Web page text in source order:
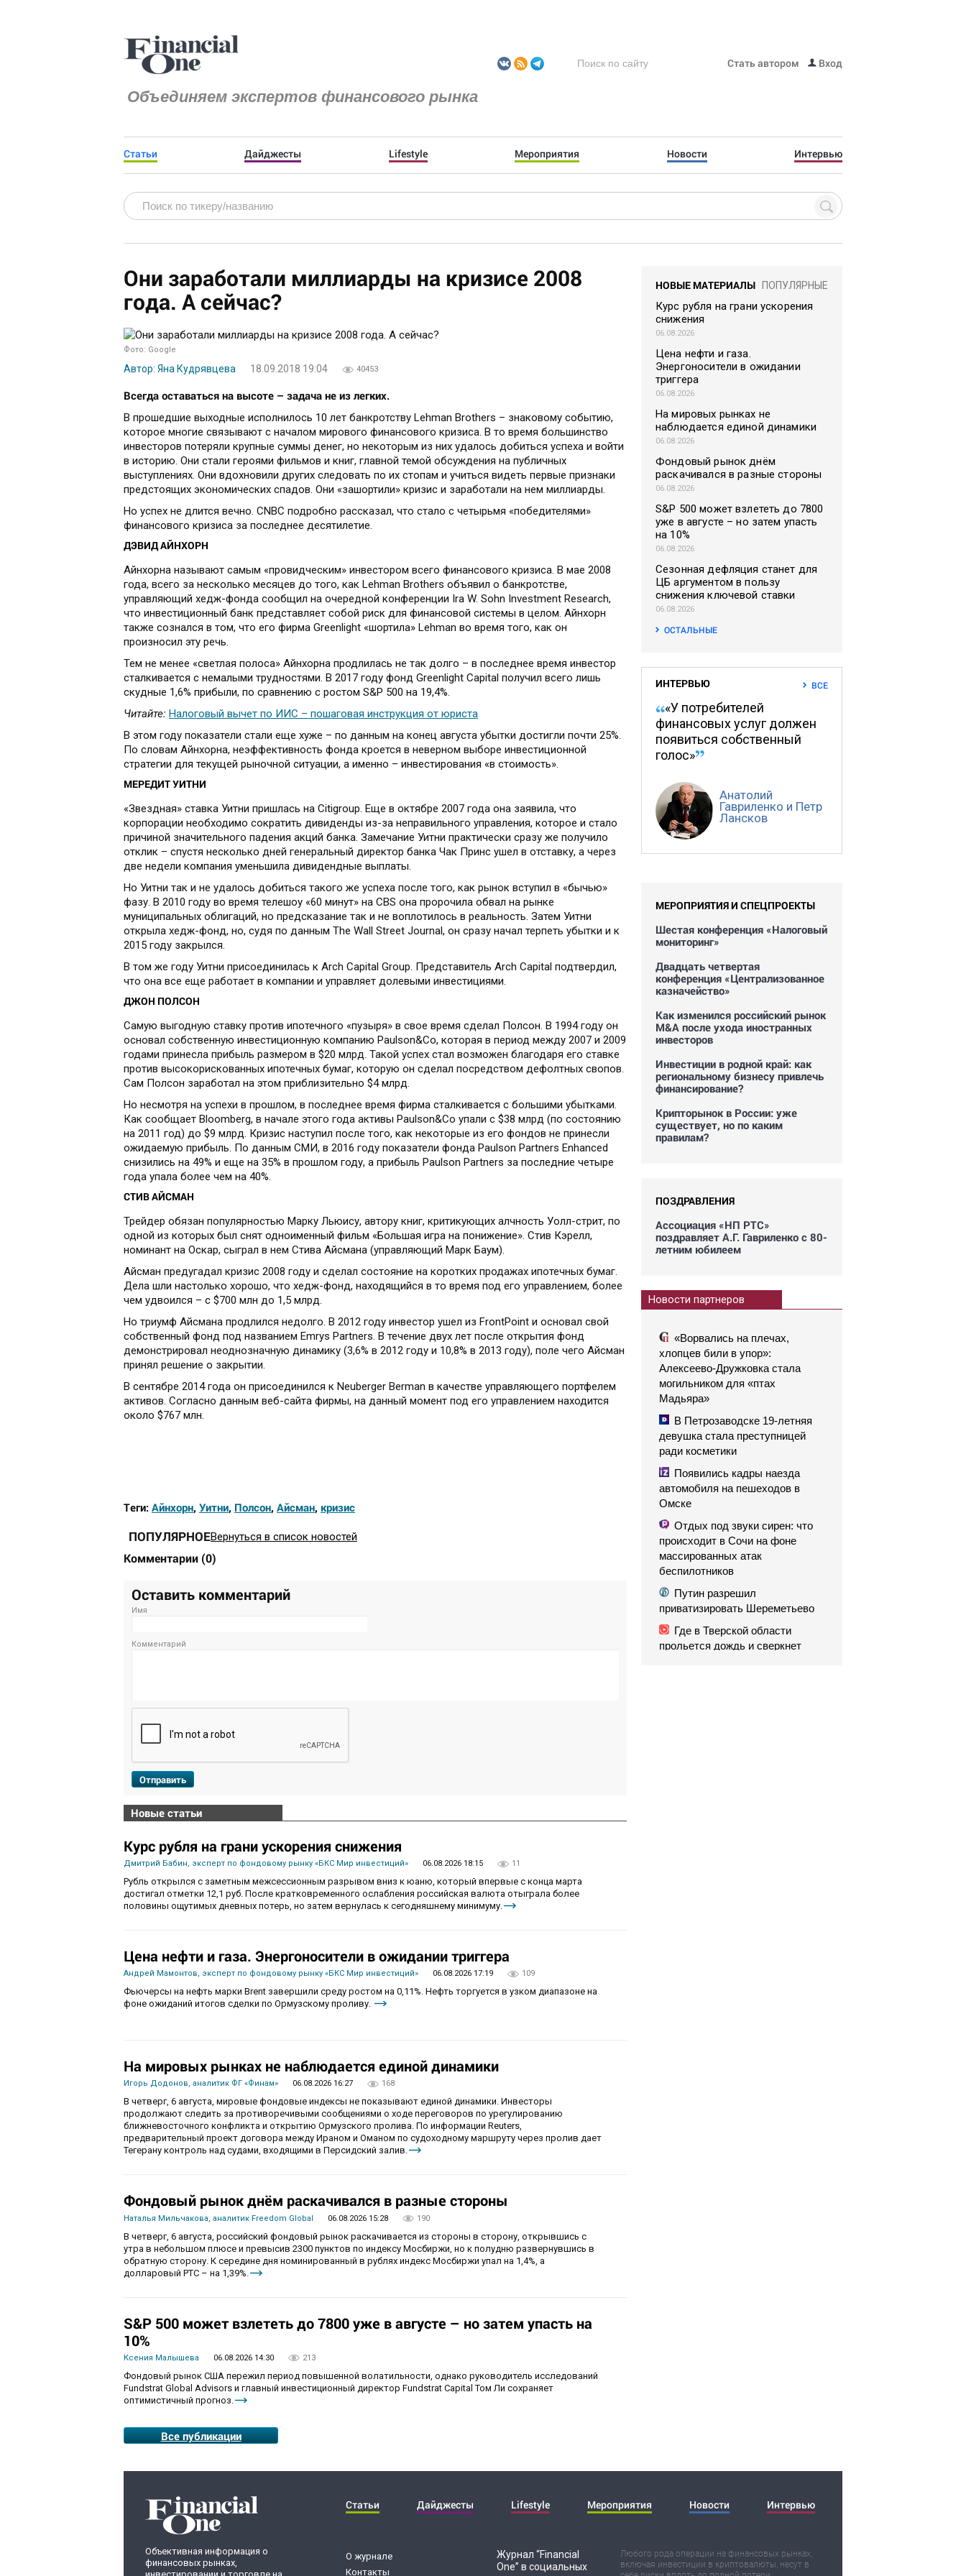
Объединяем экспертов финансового рынка
Стать автором Вход
Статьи Дайджесты Lifestyle Мероприятия Новости Интервью
Они заработали миллиарды на кризисе 2008
года. А сейчас?
Фото: Google
Автор: Яна Кудрявцева 18.09.2018 19:04 40453
Всегда оставаться на высоте – задача не из легких.
В прошедшие выходные исполнилось 10 лет банкротству Lehman Brothers – знаковому событию,
которое многие связывают с началом мирового финансового кризиса. В то время большинство
инвесторов потеряли крупные суммы денег, но некоторым из них удалось добиться успеха и войти
в историю. Они стали героями фильмов и книг, главной темой обсуждения на публичных
выступлениях. Они вдохновили других следовать по их стопам и учиться видеть первые признаки
предстоящих экономических спадов. Они «зашортили» кризис и заработали на нем миллиарды.
Но успех не длится вечно. CNBC подробно рассказал, что стало с четырьмя «победителями»
финансового кризиса за последнее десятилетие.
ДЭВИД АЙНХОРН
Айнхорна называют самым «провидческим» инвестором всего финансового кризиса. В мае 2008
года, всего за несколько месяцев до того, как Lehman Brothers объявил о банкротстве,
управляющий хедж-фонда сообщил на очередной конференции Ira W. Sohn Investment Research,
что инвестиционный банк представляет собой риск для финансовой системы в целом. Айнхорн
также сознался в том, что его фирма Greenlight «шортила» Lehman во время того, как он
произносил эту речь.
Тем не менее «светлая полоса» Айнхорна продлилась не так долго – в последнее время инвестор
сталкивается с немалыми трудностями. В 2017 году фонд Greenlight Capital получил всего лишь
скудные 1,6% прибыли, по сравнению с ростом S&P 500 на 19,4%.
Читайте: Налоговый вычет по ИИС – пошаговая инструкция от юриста
В этом году показатели стали еще хуже – по данным на конец августа убытки достигли почти 25%.
По словам Айнхорна, неэффективность фонда кроется в неверном выборе инвестиционной
стратегии для текущей рыночной ситуации, а именно – инвестирования «в стоимость».
МЕРЕДИТ УИТНИ
«Звездная» ставка Уитни пришлась на Citigroup. Еще в октябре 2007 года она заявила, что
корпорации необходимо сократить дивиденды из-за неправильного управления, которое и стало
причиной значительного падения акций банка. Замечание Уитни практически сразу же получило
отклик – спустя несколько дней генеральный директор банка Чак Принс ушел в отставку, а через
две недели компания уменьшила дивидендные выплаты.
Но Уитни так и не удалось добиться такого же успеха после того, как рынок вступил в «бычью»
фазу. В 2010 году во время телешоу «60 минут» на CBS она пророчила обвал на рынке
муниципальных облигаций, но предсказание так и не воплотилось в реальность. Затем Уитни
открыла хедж-фонд, но, судя по данным The Wall Street Journal, он сразу начал терпеть убытки и к
2015 году закрылся.
В том же году Уитни присоединилась к Arch Capital Group. Представитель Arch Capital подтвердил,
что она все еще работает в компании и управляет долевыми инвестициями.
ДЖОН ПОЛСОН
Самую выгодную ставку против ипотечного «пузыря» в свое время сделал Полсон. В 1994 году он
основал собственную инвестиционную компанию Paulson&Co, которая в период между 2007 и 2009
годами принесла прибыль размером в $20 млрд. Такой успех стал возможен благодаря его ставке
против высокорискованных ипотечных бумаг, которую он сделал посредством дефолтных свопов.
Сам Полсон заработал на этом приблизительно $4 млрд.
Но несмотря на успехи в прошлом, в последнее время фирма сталкивается с большими убытками.
Как сообщает Bloomberg, в начале этого года активы Paulson&Co упали с $38 млрд (по состоянию
на 2011 год) до $9 млрд. Кризис наступил после того, как некоторые из его фондов не принесли
ожидаемую прибыль. По данным СМИ, в 2016 году показатели фонда Paulson Partners Enhanced
снизились на 49% и еще на 35% в прошлом году, а прибыль Paulson Partners за последние четыре
года упала более чем на 40%.
СТИВ АЙСМАН
Трейдер обязан популярностью Марку Льюису, автору книг, критикующих алчность Уолл-стрит, по
одной из которых был снят одноименный фильм «Большая игра на понижение». Стив Кэрелл,
номинант на Оскар, сыграл в нем Стива Айсмана (управляющий Марк Баум).
Айсман предугадал кризис 2008 году и сделал состояние на коротких продажах ипотечных бумаг.
Дела шли настолько хорошо, что хедж-фонд, находящийся в то время под его управлением, более
чем удвоился – с $700 млн до 1,5 млрд.
Но триумф Айсмана продлился недолго. В 2012 году инвестор ушел из FrontPoint и основал свой
собственный фонд под названием Emrys Partners. В течение двух лет после открытия фонд
демонстрировал неоднозначную динамику (3,6% в 2012 году и 10,8% в 2013 году), поле чего Айсман
принял решение о закрытии.
В сентябре 2014 года он присоединился к Neuberger Berman в качестве управляющего портфелем
активов. Согласно данным веб-сайта фирмы, на данный момент под его управлением находится
около $767 млн.
Теги: Айнхорн, Уитни, Полсон, Айсман, кризис
ПОПУЛЯРНОЕВернуться в список новостей
Комментарии (0)
Оставить комментарий
Имя
Комментарий
Отправить
Новые статьи
Курс рубля на грани ускорения снижения
Дмитрий Бабин, эксперт по фондовому рынку «БКС Мир инвестиций» 06.08.2026 18:15 11
Рубль открылся с заметным межсессионным разрывом вниз к юаню, который впервые с конца марта
достигал отметки 12,1 руб. После кратковременного ослабления российская валюта отыграла более
половины ощутимых дневных потерь, но затем вернулась к сегодняшнему минимуму.
Цена нефти и газа. Энергоносители в ожидании триггера
Андрей Мамонтов, эксперт по фондовому рынку «БКС Мир инвестиций» 06.08.2026 17:19 109
Фьючерсы на нефть марки Brent завершили среду ростом на 0,11%. Нефть торгуется в узком диапазоне на
фоне ожиданий итогов сделки по Ормузскому проливу.
На мировых рынках не наблюдается единой динамики
Игорь Додонов, аналитик ФГ «Финам» 06.08.2026 16:27 168
В четверг, 6 августа, мировые фондовые индексы не показывают единой динамики. Инвесторы
продолжают следить за противоречивыми сообщениями о ходе переговоров по урегулированию
ближневосточного конфликта и открытию Ормузского пролива. По информации Reuters,
предварительный проект договора между Ираном и Оманом по судоходному маршруту через пролив дает
Тегерану контроль над судами, входящими в Персидский залив.
Фондовый рынок днём раскачивался в разные стороны
Наталья Мильчакова, аналитик Freedom Global 06.08.2026 15:28 190
В четверг, 6 августа, российский фондовый рынок раскачивается из стороны в сторону, открывшись с
утра в небольшом плюсе и превысив 2300 пунктов по индексу Мосбиржи, но к полудню развернувшись в
обратную сторону. К середине дня номинированный в рублях индекс Мосбиржи упал на 1,4%, а
долларовый РТС – на 1,39%.
S&P 500 может взлететь до 7800 уже в августе – но затем упасть на
10%
Ксения Малышева 06.08.2026 14:30 213
Фондовый рынок США пережил период повышенной волатильности, однако руководитель исследований
Fundstrat Global Advisors и главный инвестиционный директор Fundstrat Capital Том Ли сохраняет
оптимистичный прогноз.
Все публикации
НОВЫЕ МАТЕРИАЛЫ ПОПУЛЯРНЫЕ
Курс рубля на грани ускорения
снижения
06.08.2026
Цена нефти и газа.
Энергоносители в ожидании
триггера
06.08.2026
На мировых рынках не
наблюдается единой динамики
06.08.2026
Фондовый рынок днём
раскачивался в разные стороны
06.08.2026
S&P 500 может взлететь до 7800
уже в августе – но затем упасть
на 10%
06.08.2026
Сезонная дефляция станет для
ЦБ аргументом в пользу
снижения ключевой ставки
06.08.2026
ОСТАЛЬНЫЕ
ИНТЕРВЬЮ ВСЕ
«У потребителей
финансовых услуг должен
появиться собственный
голос»
Анатолий
Гавриленко и Петр
Лансков
МЕРОПРИЯТИЯ И СПЕЦПРОЕКТЫ
Шестая конференция «Налоговый
мониторинг»
Двадцать четвертая
конференция «Централизованное
казначейство»
Как изменился российский рынок
M&A после ухода иностранных
инвесторов
Инвестиции в родной край: как
региональному бизнесу привлечь
финансирование?
Крипторынок в России: уже
существует, но по каким
правилам?
ПОЗДРАВЛЕНИЯ
Ассоциация «НП РТС»
поздравляет А.Г. Гавриленко с 80-
летним юбилеем
Новости партнеров
«Ворвались на плечах,
хлопцев били в упор»:
Алексеево-Дружковка стала
могильником для «птах
Мадьяра»
В Петрозаводске 19-летняя
девушка стала преступницей
ради косметики
Появились кадры наезда
автомобиля на пешеходов в
Омске
Отдых под звуки сирен: что
происходит в Сочи на фоне
массированных атак
беспилотников
Путин разрешил
приватизировать Шереметьево
Где в Тверской области
прольется дождь и сверкнет
Объективная информация о
финансовых рынках,
Статьи Дайджесты Lifestyle Мероприятия Новости Интервью
О журнале
Контакты
Журнал “Financial
One” в социальных
Любого рода операции на финансовых рынках,
включая инвестиции в криптовалюты, несут в